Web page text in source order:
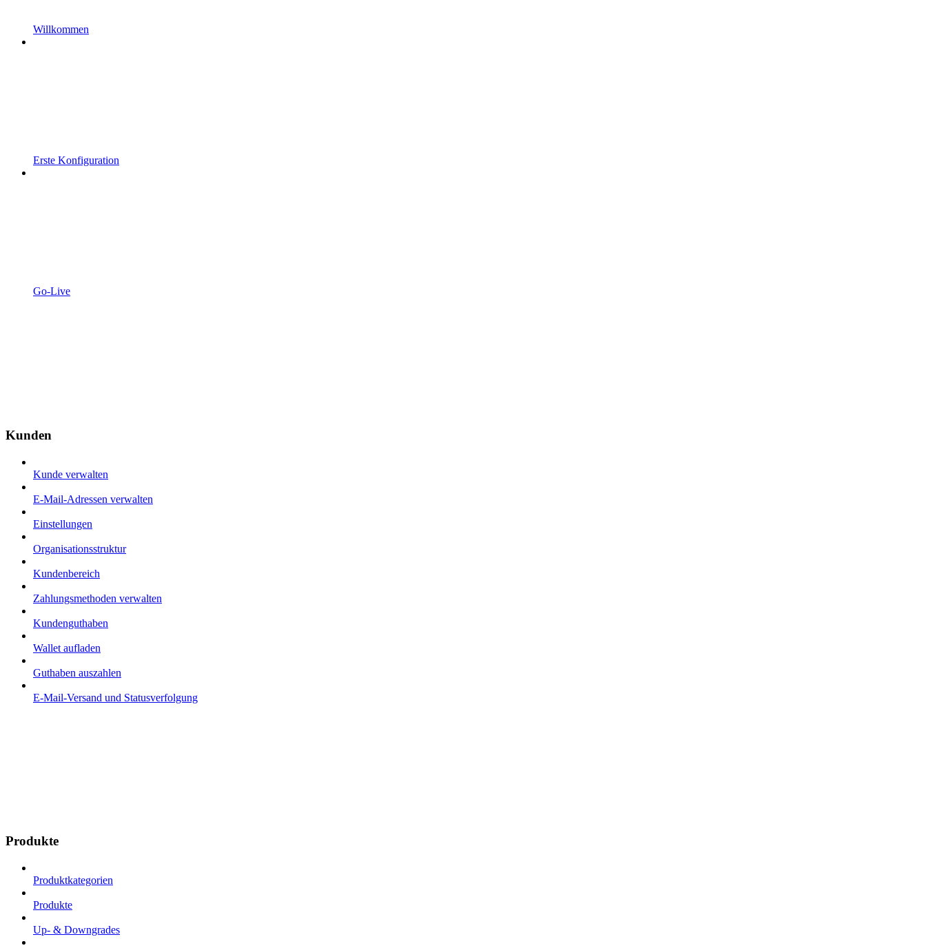
Willkommen
Erste Konfiguration
Go-Live
Kunden
Kunde verwalten
E-Mail-Adressen verwalten
Einstellungen
Organisationsstruktur
Kundenbereich
Zahlungsmethoden verwalten
Kundenguthaben
Wallet aufladen
Guthaben auszahlen
E-Mail-Versand und Statusverfolgung
Produkte
Produktkategorien
Produkte
Up- & Downgrades